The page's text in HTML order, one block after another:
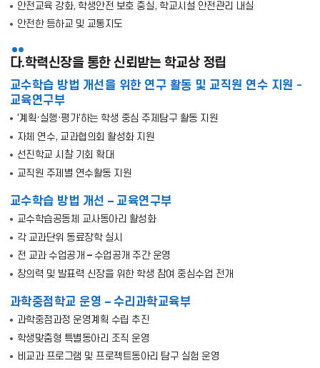
안전교육 강화, 학생안전 보호 충실, 학교시설 안전관리 내실
안전한 등하교 및 교통지도
다.학력신장을 통한 신뢰받는 학교상 정립
교수학습 방법 개선을 위한 연구 활동 및 교직원 연수 지원 -
교육연구부
'계획·실행·평가'하는 학생 중심 주제탐구 활동 지원
자체 연수, 교과협의회 활성화 지원
선진학교 시찰 기회 확대
교직원 주제별 연수활동 지원
교수학습 방법 개선 – 교육연구부
교수학습공동체 교사동아리 활성화
각 교과단위 동료장학 실시
전 교과 수업공개 – 수업공개 주간 운영
창의력 및 발표력 신장을 위한 학생 참여 중심수업 전개
과학중점학교 운영 – 수리과학교육부
과학중점과정 운영계획 수립 추진
학생맞춤형 특별동아리 조직 운영
비교과 프로그램 및 프로젝트동아리 탐구 실험 운영